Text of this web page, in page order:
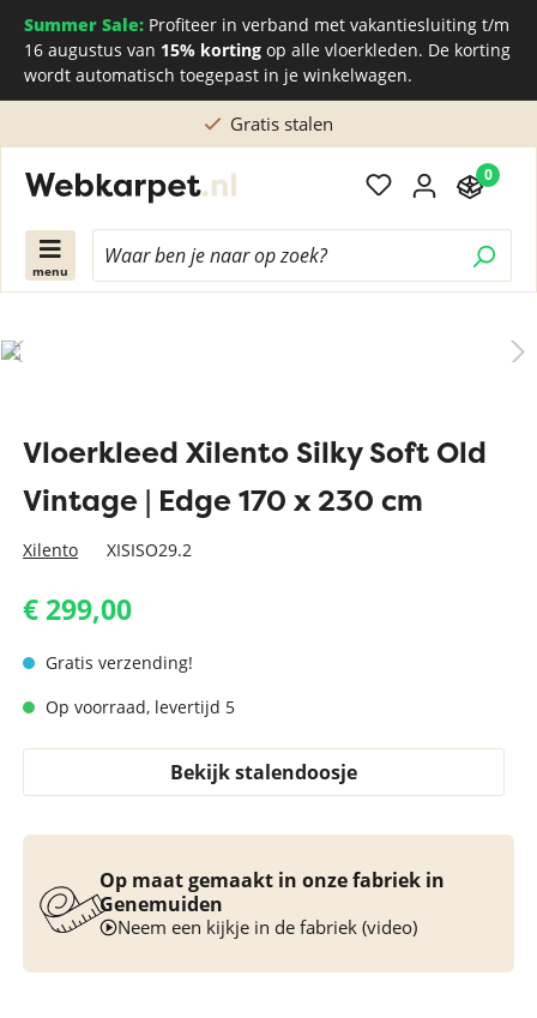
Summer Sale: Profiteer in verband met vakantiesluiting t/m
16 augustus van 15% korting op alle vloerkleden. De korting
wordt automatisch toegepast in je winkelwagen.
Rechtstreeks kopen bij de Nederlandse
menu
0
Vloerkleed Xilento Silky Soft Old
Vintage | Edge 170 x 230 cm
Xilento XISISO29.2
€ 299,00
Gratis verzending!
Op voorraad, levertijd 5
Bekijk stalendoosje
Op maat gemaakt in onze fabriek in
Genemuiden
Neem een kijkje in de fabriek (video)